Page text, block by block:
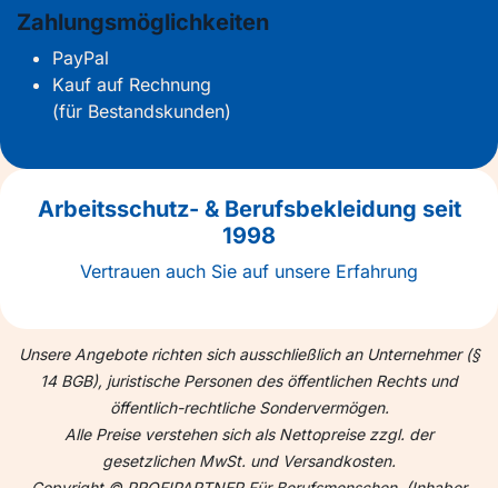
Zahlungsmöglichkeiten
PayPal
Kauf auf Rechnung
(für Bestandskunden)
Arbeitsschutz- & Berufsbekleidung seit
1998
Vertrauen auch Sie auf unsere Erfahrung
Unsere Angebote richten sich ausschließlich an Unternehmer (§
14 BGB), juristische Personen des öffentlichen Rechts und
öffentlich-rechtliche Sondervermögen.
Alle Preise verstehen sich als Nettopreise zzgl. der
gesetzlichen MwSt. und Versandkosten.